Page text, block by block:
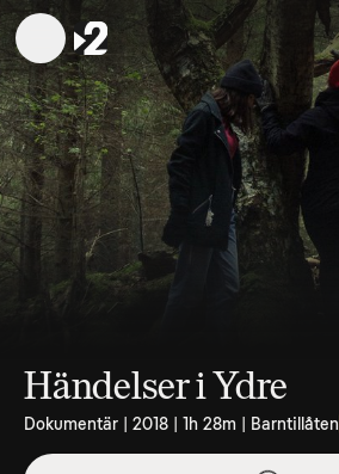
Händelser i Ydre
Dokumentär | 2018 | 1h 28m | Barntillåten